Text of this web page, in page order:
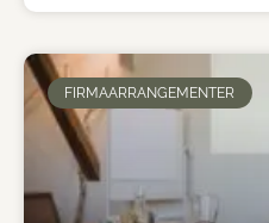
FIRMAARRANGEMENTER